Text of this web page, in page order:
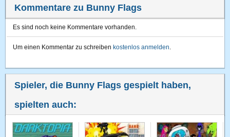
Kommentare zu Bunny Flags
Es sind noch keine Kommentare vorhanden.
Um einen Kommentar zu schreiben kostenlos anmelden.
Spieler, die Bunny Flags gespielt haben,
spielten auch: